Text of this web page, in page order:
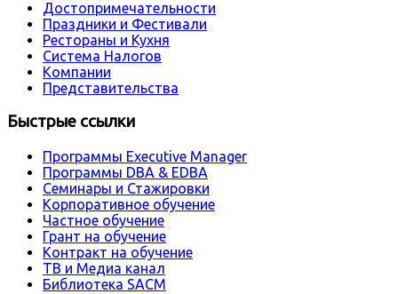
Достопримечательности
Праздники и Фестивали
Рестораны и Кухня
Система Налогов
Компании
Представительства
Быстрые ссылки
Программы Executive Manager
Программы DBA & EDBA
Семинары и Стажировки
Корпоративное обучение
Частное обучение
Грант на обучение
Контракт на обучение
ТВ и Медиа канал
Библиотека SACM